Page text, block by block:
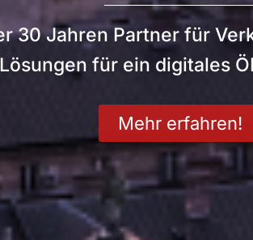
30 Jahren Partner für
für ein digitales
Mehr erfahren!